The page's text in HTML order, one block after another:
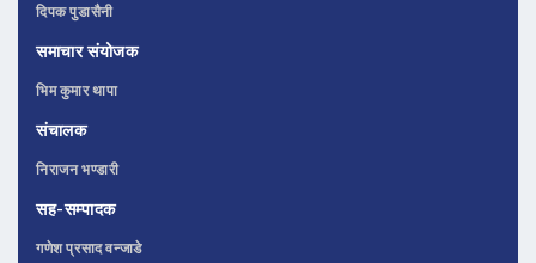
दिपक पुडासैनी
समाचार संयोजक
भिम कुमार थापा
संचालक
निराजन भण्डारी
सह-सम्पादक
गणेश प्रसाद वन्जाडे